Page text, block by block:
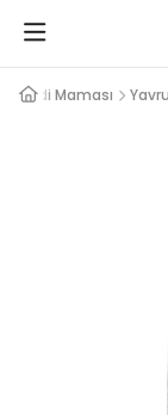
Kedi Maması